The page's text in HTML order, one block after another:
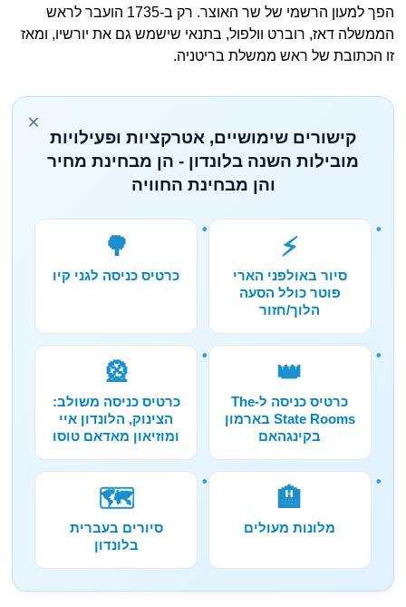
הפך למעון הרשמי של שר האוצר. רק ב-1735 הועבר לראש
הממשלה דאז, רוברט וולפול, בתנאי שישמש גם את יורשיו, ומאז
זו הכתובת של ראש ממשלת בריטניה.
×
קישורים שימושיים, אטרקציות ופעילויות
מובילות השנה בלונדון - הן מבחינת מחיר
והן מבחינת החוויה
⚡
סיור באולפני הארי
פוטר כולל הסעה
הלוך/חזור
🌳
כרטיס כניסה לגני קיו
👑
כרטיס כניסה ל-The
State Rooms בארמון
בקינגהאם
🎡
כרטיס כניסה משולב:
הצינוק, הלונדון איי
ומוזיאון מאדאם טוסו
🏨
מלונות מעולים
🗺️
סיורים בעברית
בלונדון